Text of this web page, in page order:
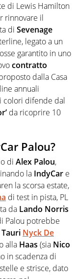
di Lewis Hamilton
rinnovare il
di Sevenage
legato a un
garantito in uno
contratto
dalla Casa
annuali
colori difende dal
da ricoprire 10
Palou?
di Alex Palou,
la IndyCar e
la scorsa estate,
di test in pista, PL
da Lando Norris
Palou potrebbe
Nyck De
alla Haas (sia Nico
in scadenza di
e strisce, dato